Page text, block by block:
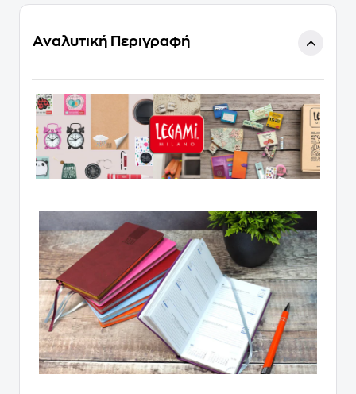
Αναλυτική Περιγραφή